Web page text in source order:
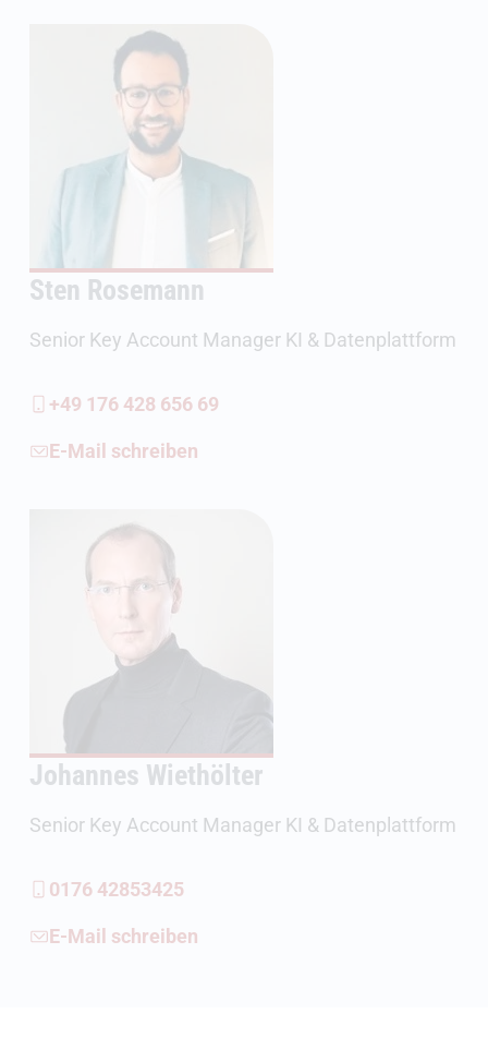
Sten Rosemann
Senior Key Account Manager KI & Datenplattform
+49 176 428 656 69
E-Mail schreiben
Johannes Wiethölter
Senior Key Account Manager KI & Datenplattform
0176 42853425
E-Mail schreiben